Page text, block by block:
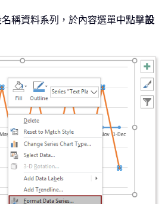
稱資料系列，於內容選單中點擊設